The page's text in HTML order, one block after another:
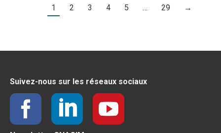
1 2 3 4 5 … 29 →
Suivez-nous sur les réseaux sociaux